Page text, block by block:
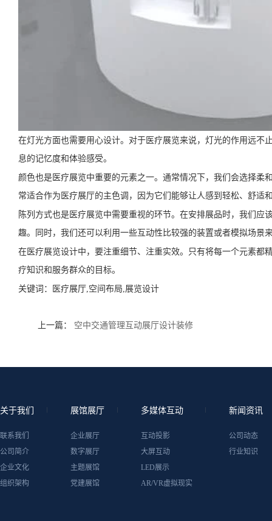
在灯光方面也需要用心设计。对于医疗展览来说，灯光的作用远
息的记忆度和体验感受。
颜色也是医疗展览中重要的元素之一。通常情况下，我们会选择
常适合作为医疗展厅的主色调，因为它们能够让人感到轻松、舒适
陈列方式也是医疗展览中需要重视的环节。在安排展品时，我们
趣。同时，我们还可以利用一些互动性比较强的装置或者模拟场景
在医疗展览设计中，要注重细节、注重实效。只有将每一个元素
疗知识和服务群众的目标。
关键词： 医疗展厅,空间布局,展览设计
上一篇： 空中交通管理互动展厅设计装修
关于我们
联系我们
公司简介
企业文化
组织架构
展馆展厅
企业展厅
数字展厅
主题展馆
党建展馆
多媒体互动
互动投影
大屏互动
LED展示
AR/VR虚拟现实
新闻资讯
公司动态
行业知识